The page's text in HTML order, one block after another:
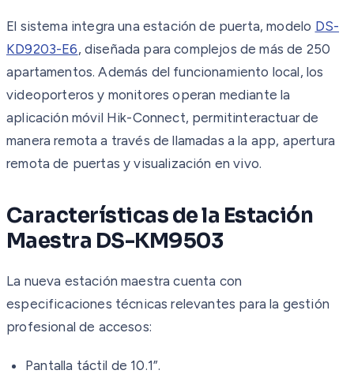
El sistema integra una estación de puerta, modelo DS-
KD9203-E6, diseñada para complejos de más de 250
apartamentos. Además del funcionamiento local, los
videoporteros y monitores operan mediante la
aplicación móvil Hik-Connect, permitinteractuar de
manera remota a través de llamadas a la app, apertura
remota de puertas y visualización en vivo.
Características de la Estación
Maestra DS-KM9503
La nueva estación maestra cuenta con
especificaciones técnicas relevantes para la gestión
profesional de accesos:
Pantalla táctil de 10.1”.